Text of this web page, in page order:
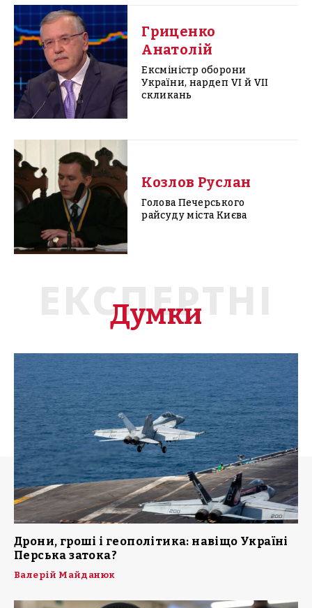
Гриценко
Анатолій
Ексміністр оборони
України, нардеп VI й VII
скликань
Козлов Руслан
Голова Печерського
райсуду міста Києва
ЕКСПЕРТНІ
Думки
Дрони, гроші і геополітика: навіщо Україні
Перська затока?
Валерій Майданюк